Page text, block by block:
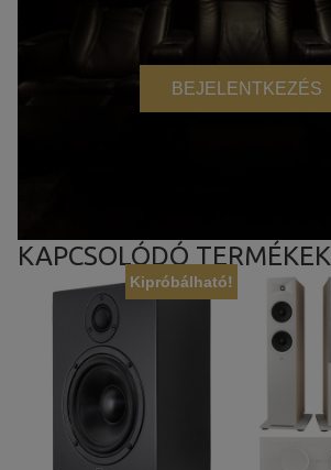
BEJELENTKEZÉS
KAPCSOLÓDÓ TERMÉKEK
Kipróbálható!